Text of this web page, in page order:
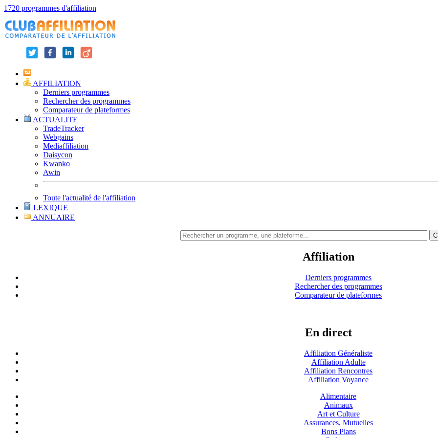
1720 programmes d'affiliation
AFFILIATION
Derniers programmes
Rechercher des programmes
Comparateur de plateformes
ACTUALITE
TradeTracker
Webgains
Mediaffiliation
Daisycon
Kwanko
Awin
Toute l'actualité de l'affiliation
LEXIQUE
ANNUAIRE
Affiliation
Derniers programmes
Rechercher des programmes
Comparateur de plateformes
En direct
Affiliation Généraliste
Affiliation Adulte
Affiliation Rencontres
Affiliation Voyance
Alimentaire
Animaux
Art et Culture
Assurances, Mutuelles
Bons Plans